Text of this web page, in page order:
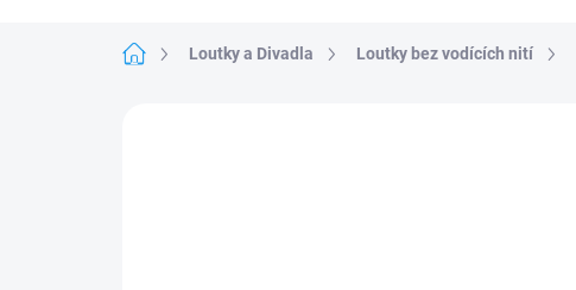
Domů Loutky a Divadla Loutky bez vodících nití